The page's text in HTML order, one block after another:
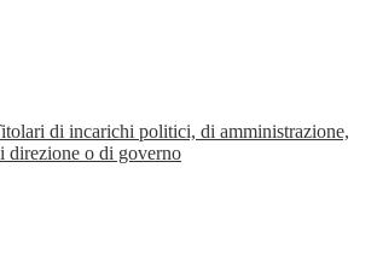
di incarichi politici, di amministrazione,
direzione o di governo